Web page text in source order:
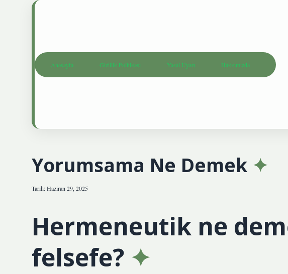
Anasayfa Gizlilik Politikası Yasal Uyarı Hakkımızda
Yorumsama Ne Demek
Tarih: Haziran 29, 2025
Hermeneutik ne
felsefe?